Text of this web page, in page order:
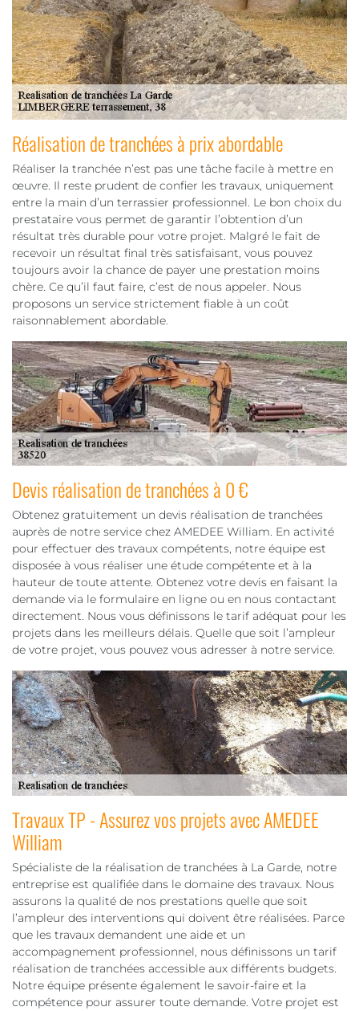
Réalisation de tranchées à prix abordable
Réaliser la tranchée n’est pas une tâche facile à mettre en
œuvre. Il reste prudent de confier les travaux, uniquement
entre la main d’un terrassier professionnel. Le bon choix du
prestataire vous permet de garantir l’obtention d’un
résultat très durable pour votre projet. Malgré le fait de
recevoir un résultat final très satisfaisant, vous pouvez
toujours avoir la chance de payer une prestation moins
chère. Ce qu’il faut faire, c’est de nous appeler. Nous
proposons un service strictement fiable à un coût
raisonnablement abordable.
Devis réalisation de tranchées à 0 €
Obtenez gratuitement un devis réalisation de tranchées
auprès de notre service chez AMEDEE William. En activité
pour effectuer des travaux compétents, notre équipe est
disposée à vous réaliser une étude compétente et à la
hauteur de toute attente. Obtenez votre devis en faisant la
demande via le formulaire en ligne ou en nous contactant
directement. Nous vous définissons le tarif adéquat pour les
projets dans les meilleurs délais. Quelle que soit l’ampleur
de votre projet, vous pouvez vous adresser à notre service.
Travaux TP - Assurez vos projets avec AMEDEE
William
Spécialiste de la réalisation de tranchées à La Garde, notre
entreprise est qualifiée dans le domaine des travaux. Nous
assurons la qualité de nos prestations quelle que soit
l’ampleur des interventions qui doivent être réalisées. Parce
que les travaux demandent une aide et un
accompagnement professionnel, nous définissons un tarif
réalisation de tranchées accessible aux différents budgets.
Notre équipe présente également le savoir-faire et la
compétence pour assurer toute demande. Votre projet est